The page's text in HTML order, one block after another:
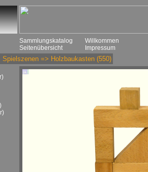
Sammlungskatalog
Seitenübersicht
Willkommen
Impressum
Spielszenen => Holzbaukasten (550)